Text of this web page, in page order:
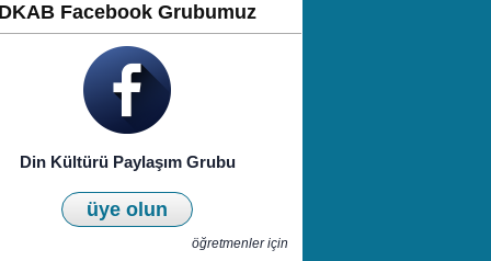
Facebook Grubumuz
Din Kültürü Paylaşım Grubu
üye olun
öğretmenler için